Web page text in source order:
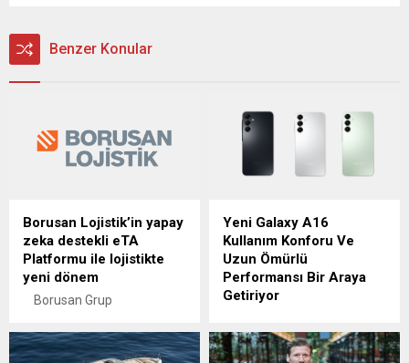
Benzer Konular
Borusan Lojistik’in yapay
zeka destekli eTA
Platformu ile lojistikte
yeni dönem
Borusan Grup
Lojistik’in yapay zeka ile
güçlendirilen eTA
Yeni Galaxy A16
Kullanım Konforu Ve
Uzun Ömürlü
Performansı Bir Araya
Getiriyor
performans cihazı Galaxy
A16, bir önceki modele göre